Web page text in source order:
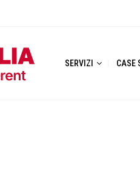
SERVIZI CASE